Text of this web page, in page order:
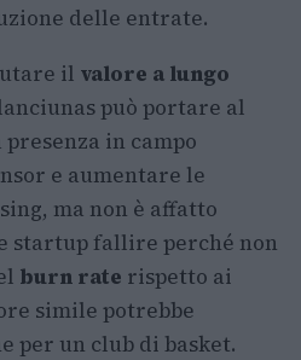
delle entrate.
il valore a lungo
può portare al
presenza in campo
e aumentare le
ma non è affatto
startup fallire perché non
burn rate rispetto ai
simile potrebbe
per un club di basket.